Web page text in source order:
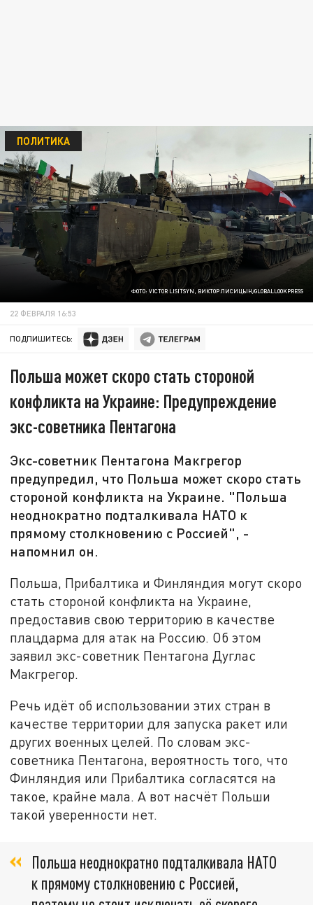
ФОТО: VICTOR LISITSYN, ВИКТОР ЛИСИЦЫН/GLOBALLOOKPRESS
ПОЛИТИКА
22 ФЕВРАЛЯ 16:53
ПОДПИШИТЕСЬ:
Польша может скоро стать стороной
конфликта на Украине: Предупреждение
экс-советника Пентагона
Экс-советник Пентагона Макгрегор
предупредил, что Польша может скоро стать
стороной конфликта на Украине. "Польша
неоднократно подталкивала НАТО к
прямому столкновению с Россией", -
напомнил он.
Польша, Прибалтика и Финляндия могут скоро
стать стороной конфликта на Украине,
предоставив свою территорию в качестве
плацдарма для атак на Россию. Об этом
заявил экс-советник Пентагона Дуглас
Макгрегор.
Речь идёт об использовании этих стран в
качестве территории для запуска ракет или
других военных целей. По словам экс-
советника Пентагона, вероятность того, что
Финляндия или Прибалтика согласятся на
такое, крайне мала. А вот насчёт Польши
такой уверенности нет.
Польша неоднократно подталкивала НАТО
к прямому столкновению с Россией,